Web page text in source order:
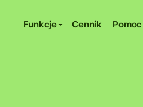
Funkcje Cennik Pomoc